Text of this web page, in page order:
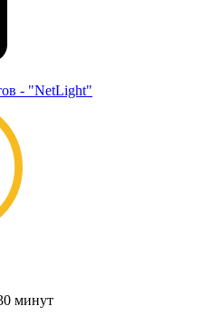
- "NetLight"
минут